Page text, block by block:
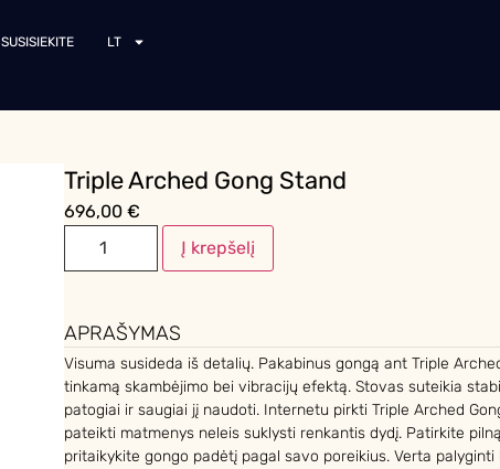
SUSISIEKITE LT
Triple Arched Gong Stand
696,00 €
Į krepšelį
APRAŠYMAS
Visuma susideda iš detalių. Pakabinus gongą ant Triple
tinkamą skambėjimo bei vibracijų efektą. Stovas suteikia
patogiai ir saugiai jį naudoti. Internetu pirkti Triple Arched
pateikti matmenys neleis suklysti renkantis dydį. Patirkite
pritaikykite gongo padėtį pagal savo poreikius. Verta